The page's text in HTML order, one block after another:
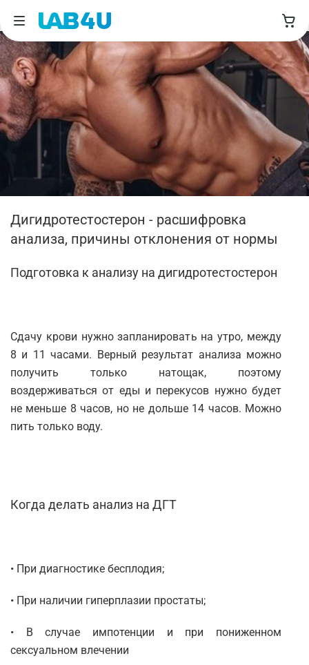
Дигидротестостерон - расшифровка
анализа, причины отклонения от нормы
Подготовка к анализу на дигидротестостерон
Сдачу крови нужно запланировать на утро, между
8 и 11 часами. Верный результат анализа можно
получить только натощак, поэтому
воздерживаться от еды и перекусов нужно будет
не меньше 8 часов, но не дольше 14 часов. Можно
пить только воду.
Когда делать анализ на ДГТ
• При диагностике бесплодия;
• При наличии гиперплазии простаты;
• В случае импотенции и при пониженном
сексуальном влечении